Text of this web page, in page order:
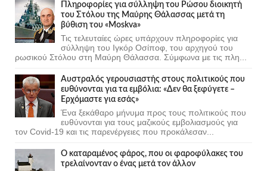
Πληροφορίες για σύλληψη του Ρώσου διοικητή
του Στόλου της Mαύρης Θάλασσας μετά τη
βύθιση του «Moskva»
Τις τελευταίες ώρες υπάρχουν πληροφορίες για
σύλληψη του Ιγκόρ Οσίποφ, του αρχηγού του
ρωσικού Στόλου στη Μαύρη Θάλασσα. Σύμφωνα με τις πλη...
Αυστραλός γερουσιαστής στους πολιτικούς που
ευθύνονται για τα εμβόλια: «Δεν θα ξεφύγετε –
Ερχόμαστε για εσάς»
Ένα ξεκάθαρο μήνυμα προς τους πολιτικούς που
ευθύνονται για τους μαζικούς εμβολιασμούς για
τον Covid-19 και τις παρενέργειες που προκάλεσαν...
Ο καταραμένος φάρος, που οι φαροφύλακες του
τρελαίνονταν ο ένας μετά τον άλλον